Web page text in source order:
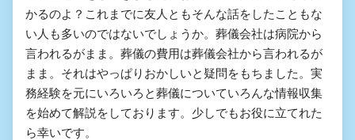
かるのよ？これまでに友人ともそんな話をしたこともな
い人も多いのではないでしょうか。葬儀会社は病院から
言われるがまま。葬儀の費用は葬儀会社から言われるが
まま。それはやっぱりおかしいと疑問をもちました。実
務経験を元にいろいろと葬儀についていろんな情報収集
を始めて解説をしております。少しでもお役に立てれた
ら幸いです。